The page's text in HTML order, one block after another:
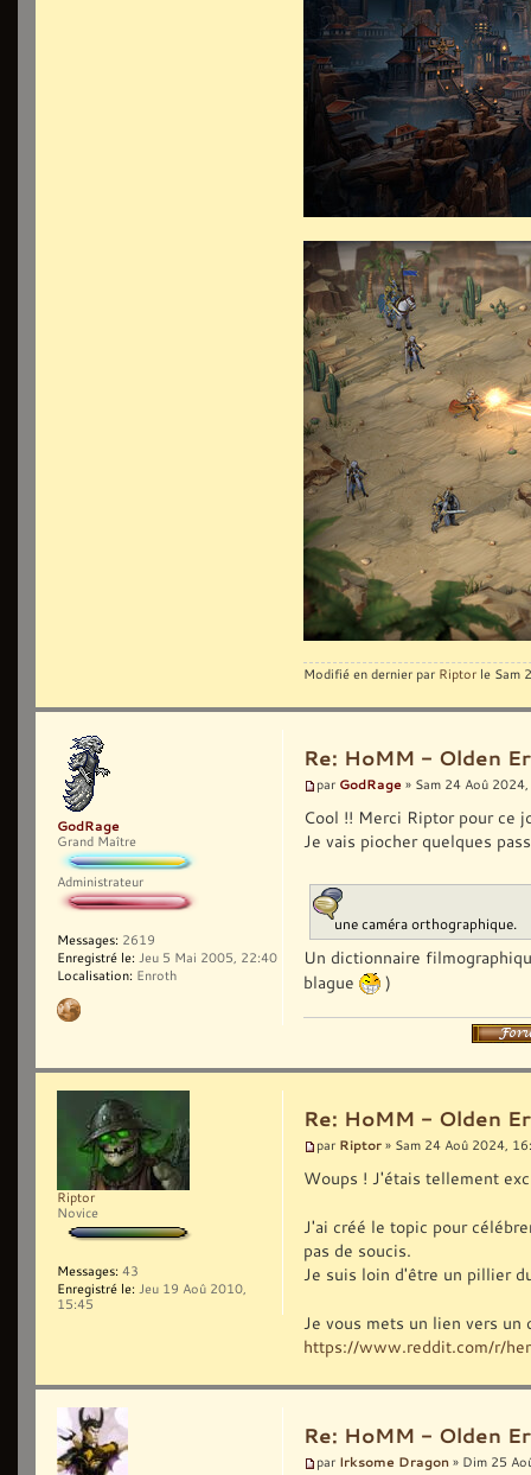
Modifié en dernier par Riptor le Sam
Re: HoMM - Olden
par GodRage » Sam 24 Aoû
Cool !! Merci Riptor pour ce
Je vais piocher quelques
une caméra orthographique.
Un dictionnaire
blague
)
GodRage
Grand Maître
Administrateur
Messages: 2619
Enregistré le: Jeu 5 Mai 2005, 22:40
Localisation: Enroth
Re: HoMM - Olden
par Riptor » Sam 24 Aoû 2024,
Woups ! J'étais tellement
J'ai créé le topic pour
pas de soucis.
Je suis loin d'être un pillier
Je vous mets un lien vers
https://www.reddit.com/r/
Riptor
Novice
Messages: 43
Enregistré le: Jeu 19 Aoû 2010,
15:45
Re: HoMM - Olden
par Irksome Dragon » Dim 25